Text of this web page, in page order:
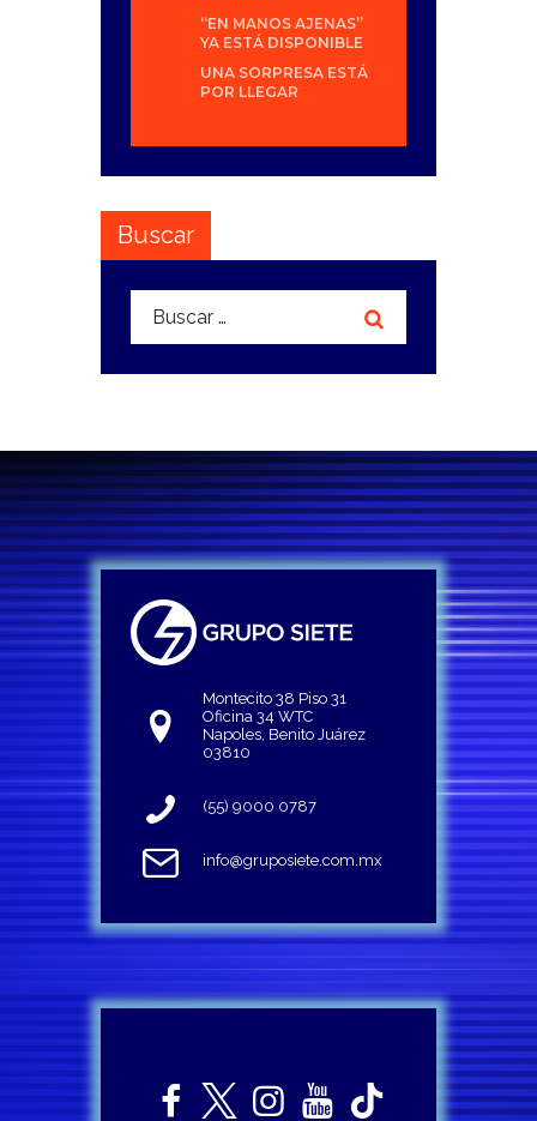
“EN MANOS AJENAS”
YA ESTÁ DISPONIBLE
UNA SORPRESA ESTÁ
POR LLEGAR
Buscar
Buscar:
Montecito 38 Piso 31
Oficina 34 WTC
Napoles, Benito Juárez
03810
(55) 9000 0787
info@gruposiete.com.mx